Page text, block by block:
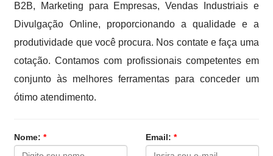
B2B, Marketing para Empresas, Vendas Industriais e
Divulgação Online, proporcionando a qualidade e a
produtividade que você procura. Nos contate e faça uma
cotação. Contamos com profissionais competentes em
conjunto às melhores ferramentas para conceder um
ótimo atendimento.
Nome:* Email: *